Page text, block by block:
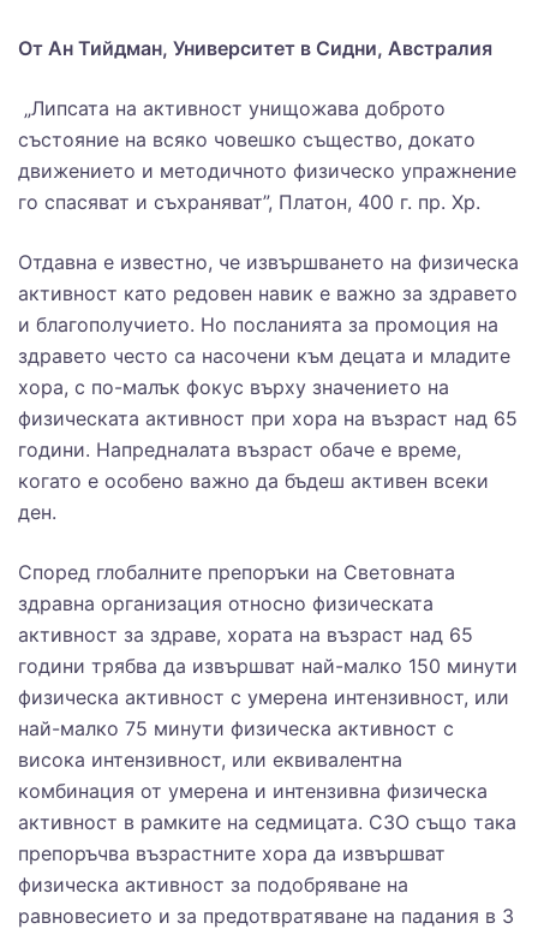
От Ан Тийдман, Университет в Сидни, Австралия
„Липсата на активност унищожава доброто
състояние на всяко човешко същество, докато
движението и методичното физическо упражнение
го спасяват и съхраняват”, Платон, 400 г. пр. Хр.
Отдавна е известно, че извършването на физическа
активност като редовен навик е важно за здравето
и благополучието. Но посланията за промоция на
здравето често са насочени към децата и младите
хора, с по-малък фокус върху значението на
физическата активност при хора на възраст над 65
години. Напредналата възраст обаче е време,
когато е особено важно да бъдеш активен всеки
ден.
Според глобалните препоръки на Световната
здравна организация относно физическата
активност за здраве, хората на възраст над 65
години трябва да извършват най-малко 150 минути
физическа активност с умерена интензивност, или
най-малко 75 минути физическа активност с
висока интензивност, или еквивалентна
комбинация от умерена и интензивна физическа
активност в рамките на седмицата. СЗО също така
препоръчва възрастните хора да извършват
физическа активност за подобряване на
равновесието и за предотвратяване на падания в 3